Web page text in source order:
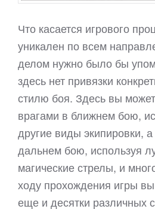
Что касается игрового
уникален по всем
делом нужно было бы
здесь нет привязки
стилю боя. Здесь вы
врагами в ближнем бою,
другие виды экипировки,
дальнем бою, используя
магические стрелы, и
ходу прохождения игры
еще и десятки различных